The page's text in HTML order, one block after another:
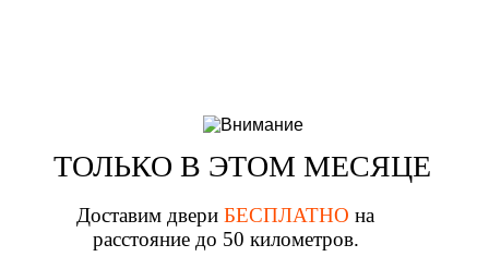
ТОЛЬКО В ЭТОМ МЕСЯЦЕ
Доставим двери БЕСПЛАТНО на
расстояние до 50 километров.